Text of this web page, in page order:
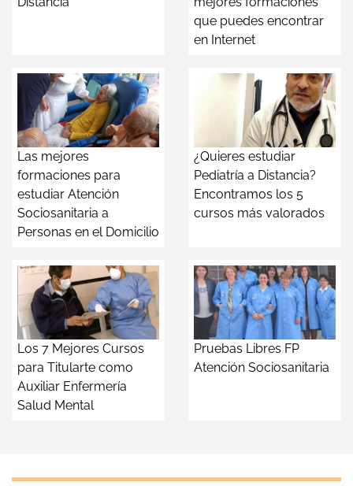
que puedes encontrar
en Internet
Las mejores
formaciones para
estudiar Atención
Sociosanitaria a
Personas en el Domicilio
¿Quieres estudiar
Pediatría a Distancia?
Encontramos los 5
cursos más valorados
Los 7 Mejores Cursos
para Titularte como
Auxiliar Enfermería
Salud Mental
Pruebas Libres FP
Atención Sociosanitaria